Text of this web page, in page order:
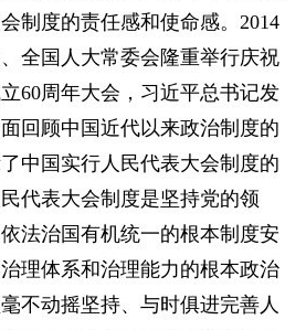
制度的责任感和使命感。2014
全国人大常委会隆重举行庆祝
60周年大会，习近平总书记发
回顾中国近代以来政治制度的
中国实行人民代表大会制度的
代表大会制度是坚持党的领
法治国有机统一的根本制度安
理体系和治理能力的根本政治
不动摇坚持、与时俱进完善人